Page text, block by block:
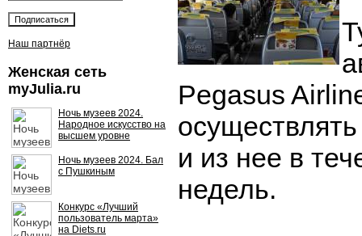
Наш партнёр
Женская сеть
myJulia.ru
Ночь музеев 2024.
Народное искусство на
высшем уровне
Ночь музеев 2024. Бал
с Пушкиным
Конкурс «Лучший
пользователь марта»
на Diets.ru
Pegasus
и из нее в
недель.